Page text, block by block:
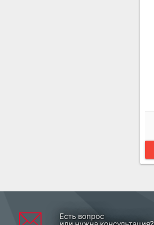
Есть вопрос